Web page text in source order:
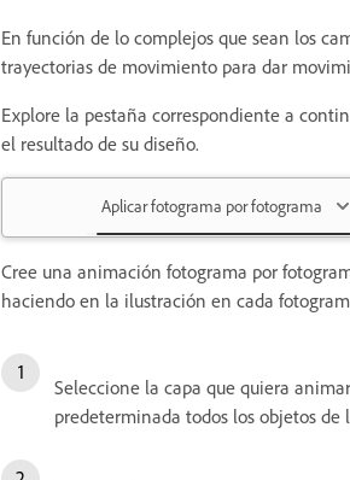
En función de lo complejos que sean los
trayectorias de movimiento para dar
Explore la pestaña correspondiente a
el resultado de su diseño.
Aplicar fotograma por fotograma
Cree una animación fotograma por
haciendo en la ilustración en cada
Seleccione la capa que quiera
predeterminada todos los objetos de